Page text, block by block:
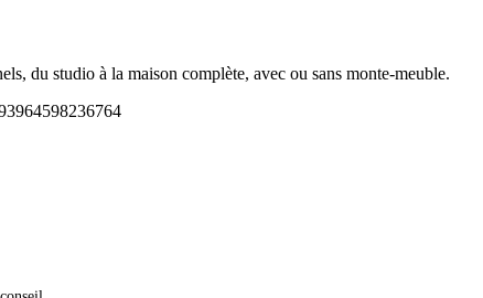
du studio à la maison complète, avec ou sans monte-meuble.